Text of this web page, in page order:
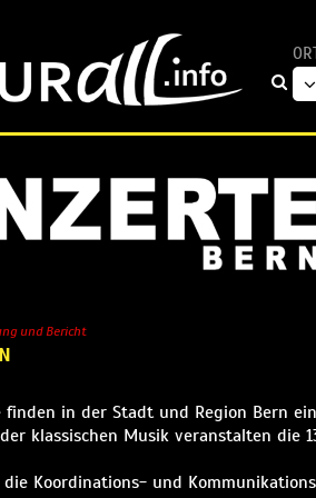
und Bericht
in der Stadt und Region Bern
klassischen Musik veranstalten die
die Koordinations- und